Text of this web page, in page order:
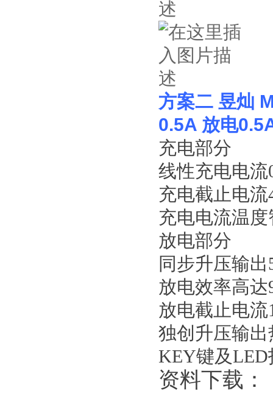
方案二 昱灿
0.5A 放电
充电部分
线性充电电流
充电截止电流
充电电流温度
放电部分
同步升压输
放电效率高达
放电截止电流
独创升压输出
KEY键及
资料下载：